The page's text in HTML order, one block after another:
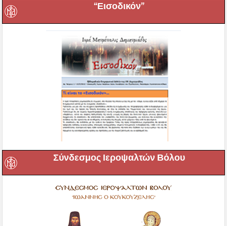
“Εισοδικόν”
Σύνδεσμος Ιεροψαλτών Βόλου